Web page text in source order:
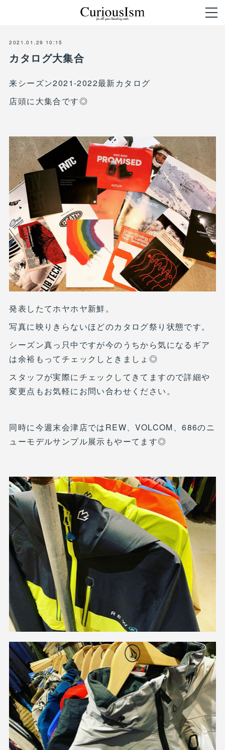
2021.01.29 10:15
カタログ大集合
来シーズン2021-2022最新カタログ
店頭に大集合です◎
発表したてホヤホヤ新鮮。
写真に映りきらないほどのカタログ祭り状態です。
シーズン真っ只中ですが今のうちから気になるギア
は余裕もってチェックしときましょ◎
スタッフが実際にチェックしてきてますので詳細や
変更点もお気軽にお問い合わせください。
同時に今週末会津店ではREW、VOLCOM、686のニ
ューモデルサンプル展示もやーてます◎